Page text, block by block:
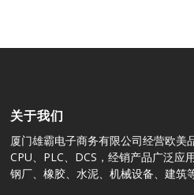
关于我们
厦门雄霸电子商务有限公司经营欧美
CPU、PLC、DCS，经销产品广泛应
钢厂、橡胶、水泥、机械设备、建筑